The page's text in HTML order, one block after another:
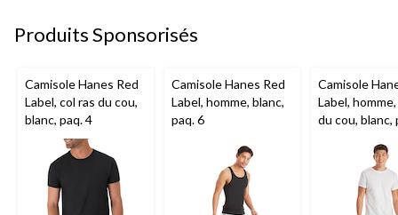
Produits Sponsorisés
Camisole Hanes Red
Label, col ras du cou,
blanc, paq. 4
Camisole Hanes Red
Label, homme, blanc,
paq. 6
Camisole
Label,
du cou, blanc,